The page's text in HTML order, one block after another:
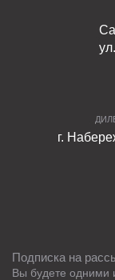
г.
Подписка на
Вы будете одними